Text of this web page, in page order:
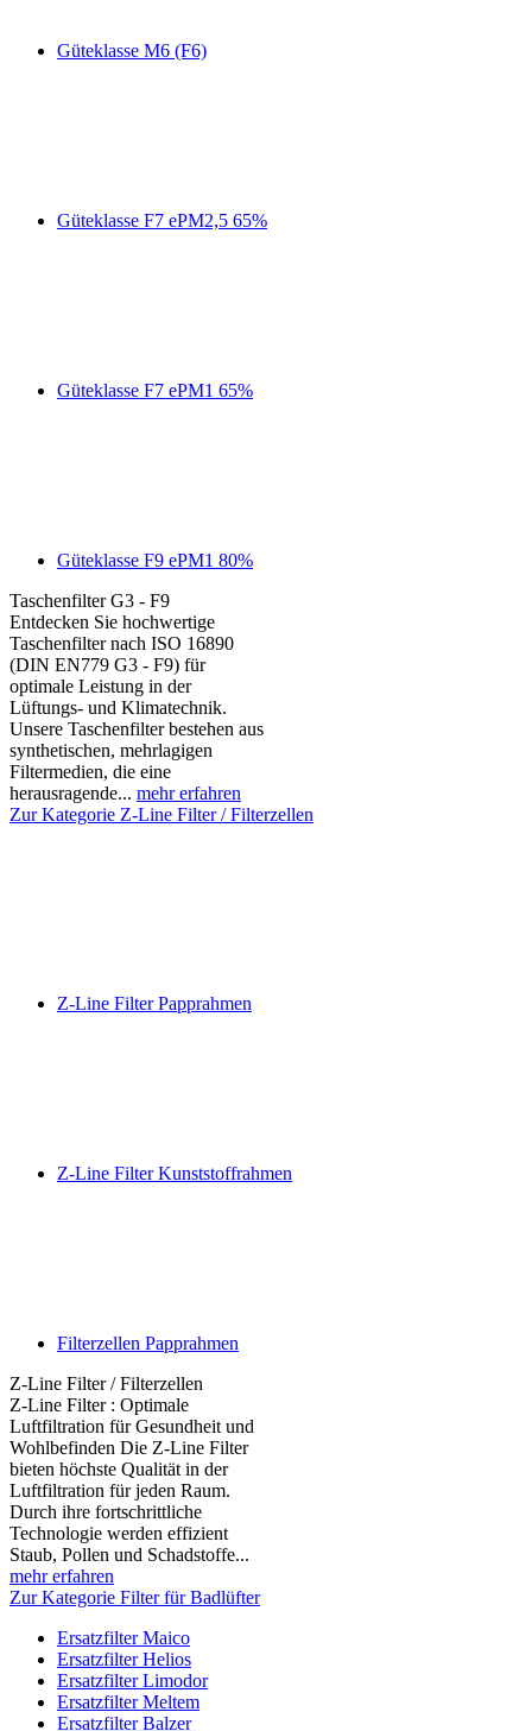
Güteklasse M6 (F6)
Güteklasse F7 ePM2,5 65%
Güteklasse F7 ePM1 65%
Güteklasse F9 ePM1 80%
Taschenfilter G3 - F9
Entdecken Sie hochwertige
Taschenfilter nach ISO 16890
(DIN EN779 G3 - F9) für
optimale Leistung in der
Lüftungs- und Klimatechnik.
Unsere Taschenfilter bestehen aus
synthetischen, mehrlagigen
Filtermedien, die eine
herausragende... mehr erfahren
Zur Kategorie Z-Line Filter / Filterzellen
Z-Line Filter Papprahmen
Z-Line Filter Kunststoffrahmen
Filterzellen Papprahmen
Z-Line Filter / Filterzellen
Z-Line Filter : Optimale
Luftfiltration für Gesundheit und
Wohlbefinden Die Z-Line Filter
bieten höchste Qualität in der
Luftfiltration für jeden Raum.
Durch ihre fortschrittliche
Technologie werden effizient
Staub, Pollen und Schadstoffe...
mehr erfahren
Zur Kategorie Filter für Badlüfter
Ersatzfilter Maico
Ersatzfilter Helios
Ersatzfilter Limodor
Ersatzfilter Meltem
Ersatzfilter Balzer